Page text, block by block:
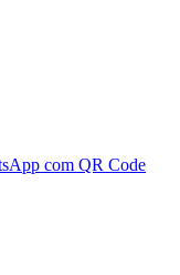
com QR Code